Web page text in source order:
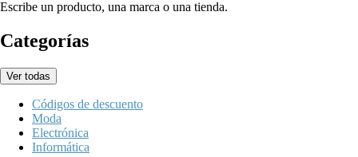
Escribe un producto, una marca o una tienda.
Categorías
Ver todas
Códigos de descuento
Moda
Electrónica
Informática